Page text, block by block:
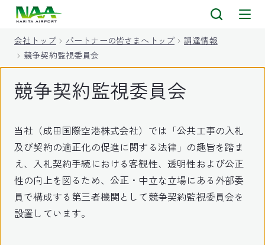
会社トップ パートナーの皆さまへトップ
調達情報
競争契約監視委員会
競争契約監視委員会
当社（成田国際空港株式会社）では「公共工事の入札
及び契約の適正化の促進に関する法律」の趣旨を踏ま
え、入札契約手続における客観性、透明性および公正
性の向上を図るため、公正・中立な立場にある外部委
員で構成する第三者機関として競争契約監視委員会を
設置しています。